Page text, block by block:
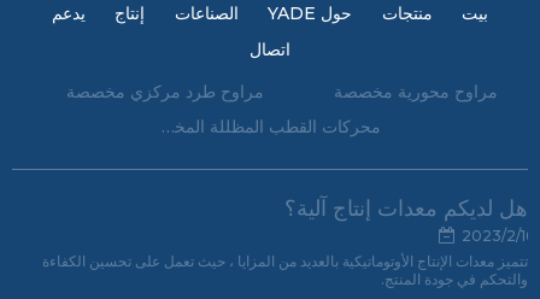
بيت منتجات حول YADE الصناعات إنتاج
يدعم
اتصال
مراوح محورية مخصصة
مراوح طرد مركزي مخصصة
محركات القطب المظللة المخصصة
هل لديكم معدات إنتاج آلية؟
2023/2/16
تتميز معدات الإنتاج الأوتوماتيكية بالعديد من المزايا ، حيث تعمل على تحسين الكفاءة
والتحكم في جودة المنتج.